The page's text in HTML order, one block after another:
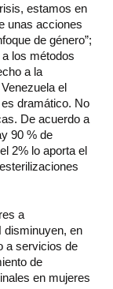
estamos en
unas acciones
de género”;
los métodos
a la
el
dramático. No
De acuerdo a
90 % de
2% lo aporta el
a
disminuyen, en
a servicios de
de
en mujeres